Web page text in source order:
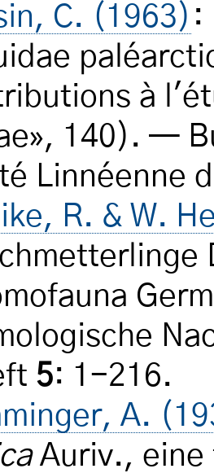
C. (1963) :
à
140). —
Linnéenne
R. & W.
5: 1-216.
A.
Auriv., eine